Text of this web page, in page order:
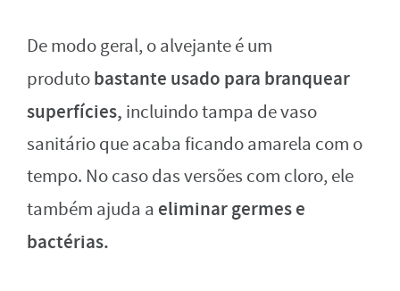
De modo geral, o alvejante é um
produtobastante usado para branquear
superfícies, incluindo tampa de vaso
sanitário que acaba ficando amarela com o
tempo. No caso das versões com cloro, ele
também ajuda a eliminar germes e
bactérias.